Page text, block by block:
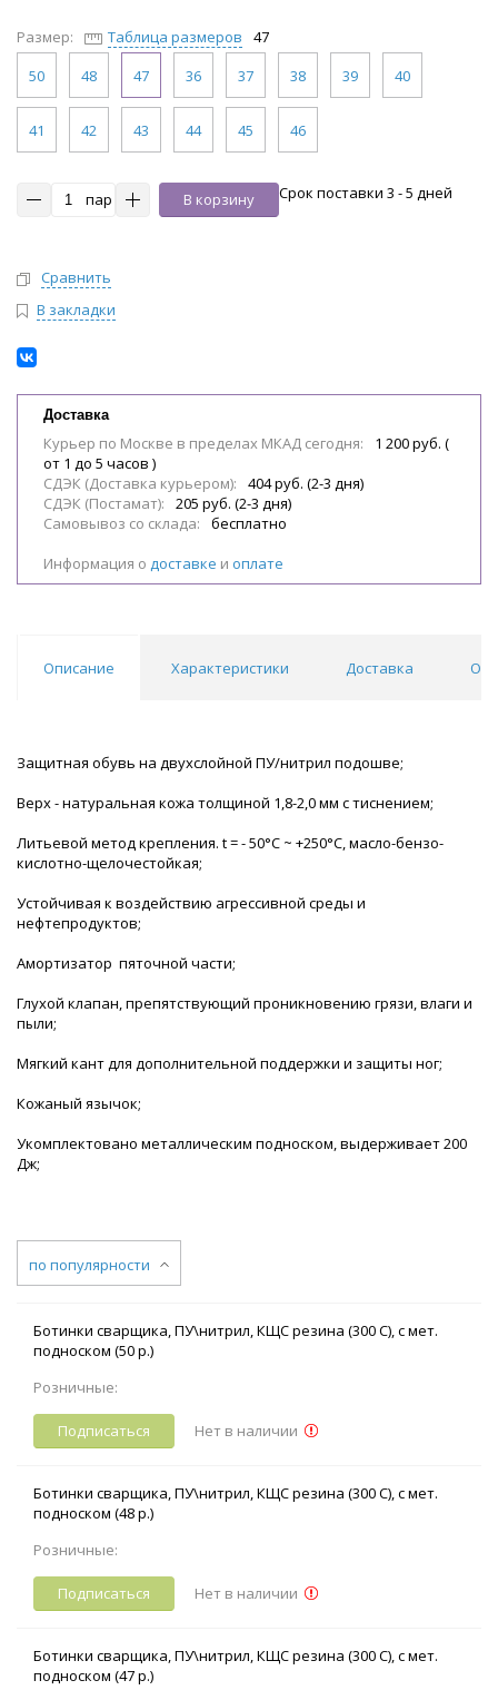
Размер: Таблица размеров
47
50
48 47 36 37 38 39 40
41 42 43 44 45 46
пар В корзину Срок поставки 3 - 5 дней
Сравнить
В закладки
Доставка
Курьер по Москве в пределах МКАД сегодня:
1 200 руб. (
от 1 до 5 часов )
СДЭК (Доставка курьером):
404 руб. (2-3 дня)
СДЭК (Постамат):
205 руб. (2-3 дня)
Самовывоз со склада:
бесплатно
Информация о доставке и оплате
Описание Характеристики Доставка
Защитная обувь на двухслойной ПУ/нитрил подошве;
Верх - натуральная кожа толщиной 1,8-2,0 мм с тиснением;
Литьевой метод крепления. t = - 50°С ~ +250°С, масло-бензо-
кислотно-щелочестойкая;
Устойчивая к воздействию агрессивной среды и
нефтепродуктов;
Амортизатор пяточной части;
Глухой клапан, препятствующий проникновению грязи, влаги и
пыли;
Мягкий кант для дополнительной поддержки и защиты ног;
Кожаный язычок;
Укомплектовано металлическим подноском, выдерживает 200
Дж;
по популярности
Ботинки сварщика, ПУ\нитрил, КЩС резина (300 С), с мет.
подноском (50 р.)
Розничные:
Подписаться Нет в наличии
Ботинки сварщика, ПУ\нитрил, КЩС резина (300 С), с мет.
подноском (48 р.)
Розничные:
Подписаться Нет в наличии
Ботинки сварщика, ПУ\нитрил, КЩС резина (300 С), с мет.
подноском (47 р.)